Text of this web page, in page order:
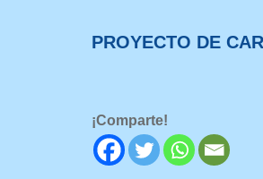
PROYECTO DE
¡Comparte!